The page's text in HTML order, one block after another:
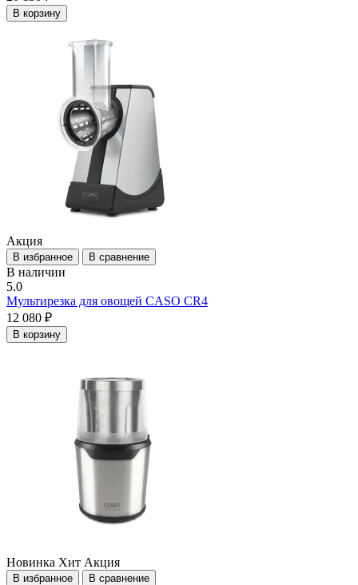
В корзину
Акция
В избранное В сравнение
В наличии
5.0
Мультирезка для овощей CASO CR4
12 080 ₽
В корзину
Новинка Хит Акция
В избранное В сравнение